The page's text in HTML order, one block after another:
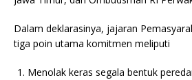
Dalam deklarasinya, jajaran
tiga poin utama komitmen meliputi
Menolak keras segala bentuk